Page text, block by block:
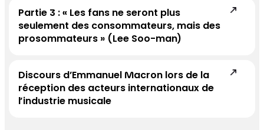
Partie 3 : « Les fans ne seront plus
seulement des consommateurs, mais des
prosommateurs » (Lee Soo-man)
Discours d’Emmanuel Macron lors de la
réception des acteurs internationaux de
l’industrie musicale